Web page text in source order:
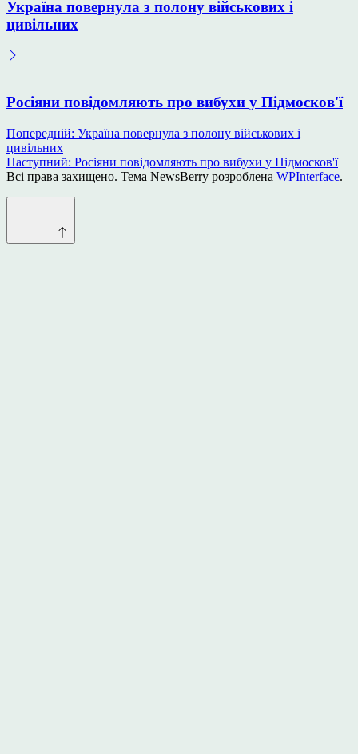
Україна повернула з полону військових і
цивільних
Росіяни повідомляють про вибухи у Підмосков'ї
Навігація
записів
Попередній: Україна повернула з полону військових і
цивільних
Наступний: Росіяни повідомляють про вибухи у Підмосков'ї
Всі права захищено. Тема NewsBerry розроблена WPInterface.